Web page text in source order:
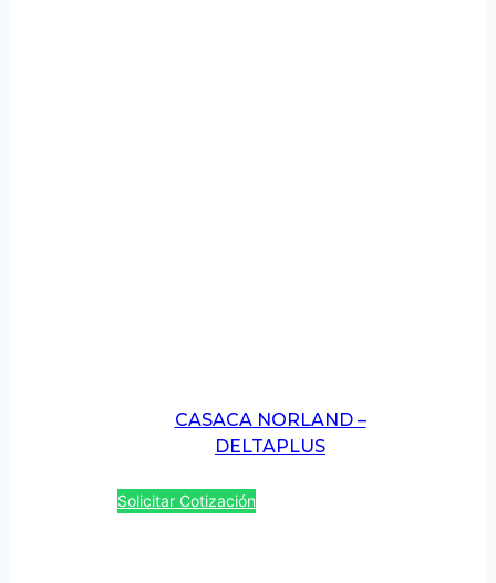
CASACA NORLAND –
DELTAPLUS
Solicitar Cotización